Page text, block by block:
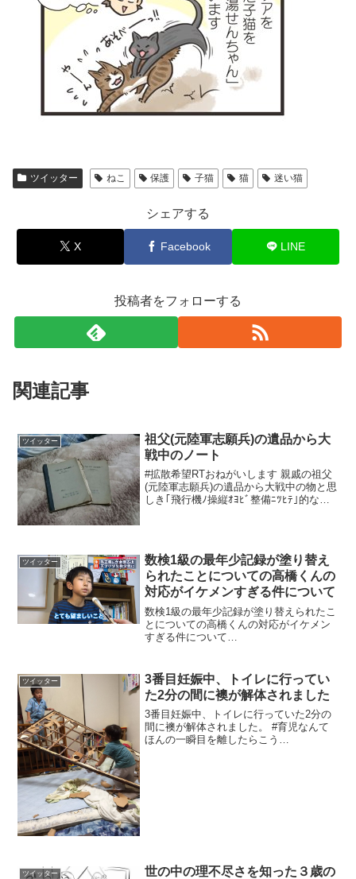
ツイッター ねこ 保護 子猫 猫 迷い猫
シェアする
X Facebook LINE
投稿者をフォローする
関連記事
ツイッター
祖父(元陸軍志願兵)の遺品から大
戦中のノート
#拡散希望RTおねがいします 親戚の祖父
(元陸軍志願兵)の遺品から大戦中の物と思
しき｢飛行機ﾉ操縦ｵﾖﾋﾞ整備ﾆﾂﾋﾃ｣的なノ
ツイッター
数検1級の最年少記録が塗り替え
られたことについての高橋くんの
対応がイケメンすぎる件について
数検1級の最年少記録が塗り替えられたこ
とについての高橋くんの対応がイケメン
すぎる件について
(@pita_san213) 2019年12...
ツイッター
3番目妊娠中、トイレに行ってい
た2分の間に襖が解体されました
3番目妊娠中、トイレに行っていた2分の
間に襖が解体されました。 #育児なんて
ほんの一瞬目を離したらこう
ツイッター
世の中の理不尽さを知った３歳の